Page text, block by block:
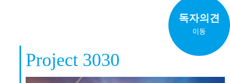
독자의견
이동
Project 3030